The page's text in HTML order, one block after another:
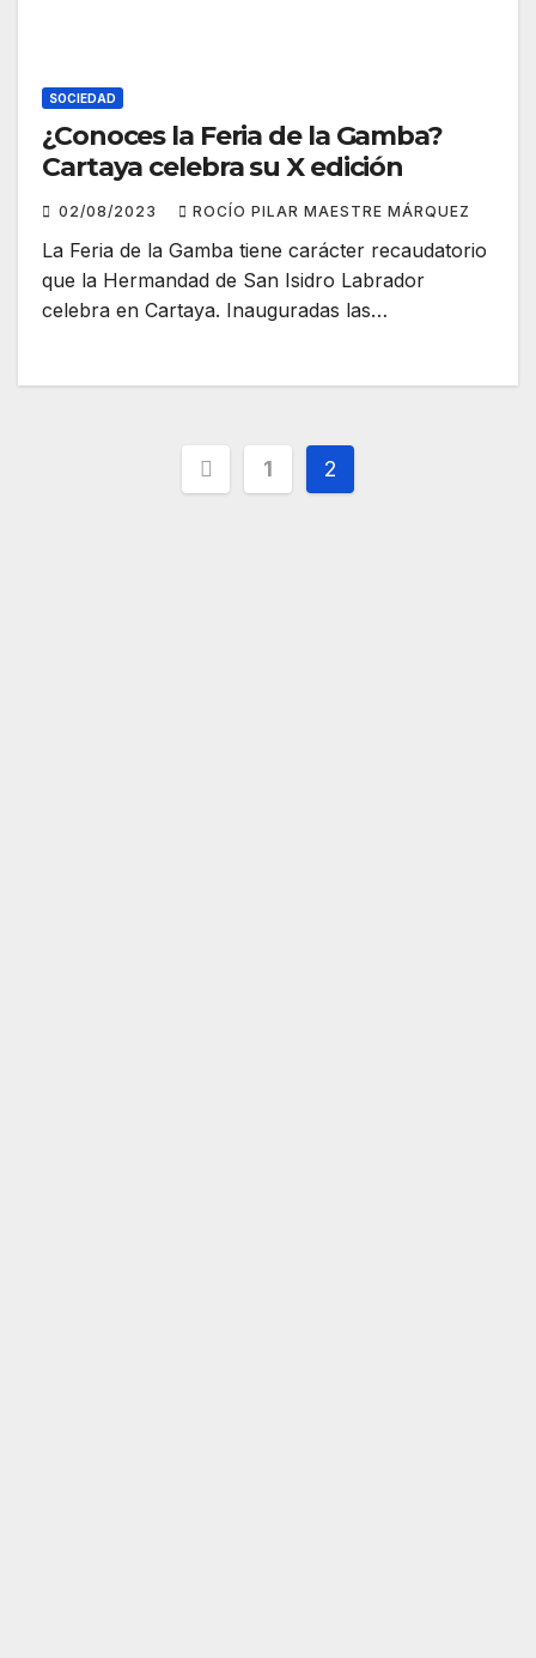
SOCIEDAD
¿Conoces la Feria de la Gamba?
Cartaya celebra su X edición
02/08/2023 ROCÍO PILAR MAESTRE MÁRQUEZ
La Feria de la Gamba tiene carácter recaudatorio
que la Hermandad de San Isidro Labrador
celebra en Cartaya. Inauguradas las…
Paginación
1 2